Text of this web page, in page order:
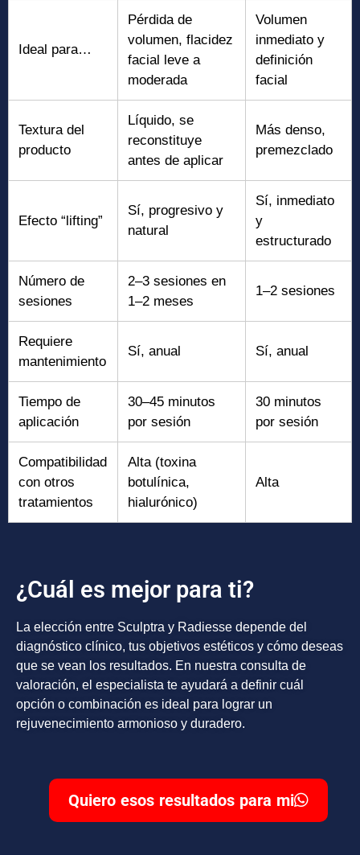
Ideal para…
Pérdida de
volumen, flacidez
facial leve a
moderada
Volumen
inmediato y
definición
facial
Textura del
producto
Líquido, se
reconstituye
antes de aplicar
Más denso,
premezclado
Efecto “lifting”
Sí, progresivo y
natural
Sí, inmediato
y
estructurado
Número de
sesiones
2–3 sesiones en
1–2 meses
1–2 sesiones
Requiere
mantenimiento
Sí, anual Sí, anual
Tiempo de
aplicación
30–45 minutos
por sesión
30 minutos
por sesión
Compatibilidad
con otros
tratamientos
Alta (toxina
botulínica,
hialurónico)
Alta
¿Cuál es mejor para ti?
La elección entre Sculptra y Radiesse depende del
diagnóstico clínico, tus objetivos estéticos y cómo deseas
que se vean los resultados. En nuestra consulta de
valoración, el especialista te ayudará a definir cuál
opción o combinación es ideal para lograr un
rejuvenecimiento armonioso y duradero.
Quiero esos resultados para mi